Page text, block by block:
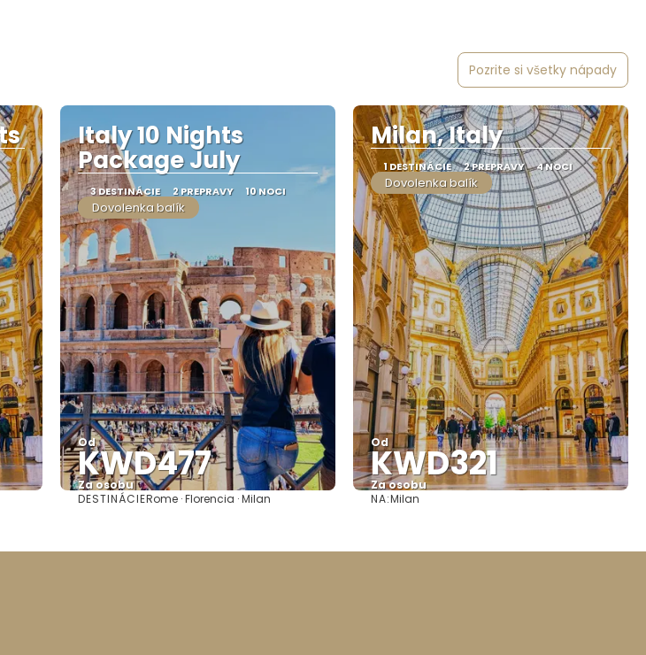
Pozrite si všetky nápady
Italy 10 Nights
Package July
3 DESTINÁCIE 2 PREPRAVY 10 NOCI
Dovolenka balík
Od
KWD477
Za osobu
Pozrieť sa
DESTINÁCIERome · Florencia · Milan
Milan, Italy
1 DESTINÁCIE 2 PREPRAVY 4 NOCI
Dovolenka balík
Od
KWD321
Za osobu
NA:Milan